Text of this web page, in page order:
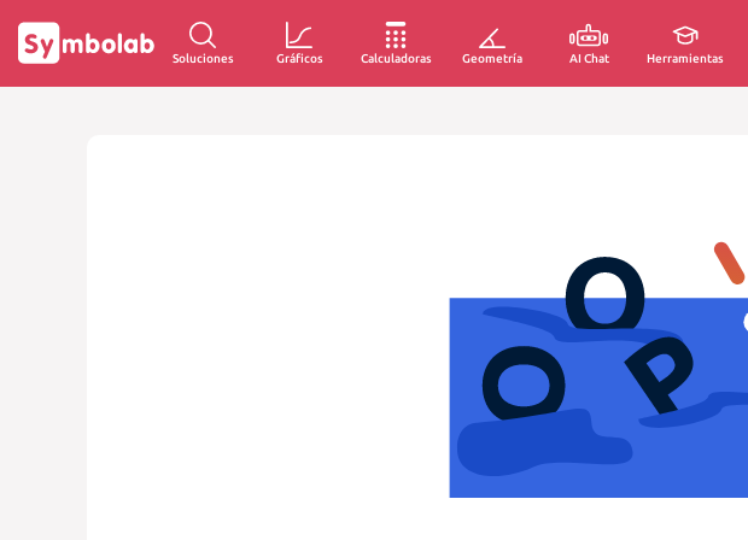
Soluciones Gráficos Calculadoras Geometría AI Chat Herramientas